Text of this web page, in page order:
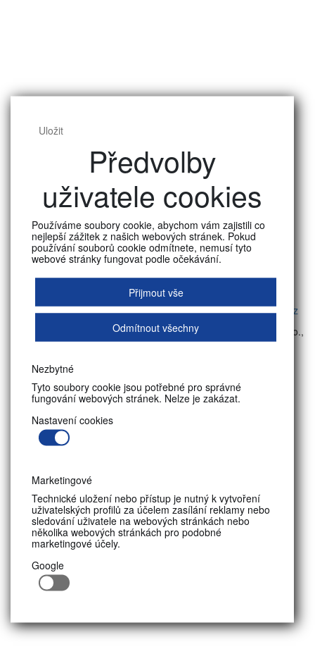
PŘÍSTUPNOST
JÍDELNÍ
Kontakt
Sekretariát školy
17. listopadu 177, 542 34
Malé Svatoňovice
Tel: +420 725 387 199
Email:
svatonovice@bpakademie.cz
© 2026 Bezpečnostně právní akademie Malé Svatoňovice, s. r. o.,
střední škola
Uložit
Předvolby
uživatele cookies
Používáme soubory cookie, abychom vám zajistili co
nejlepší zážitek z našich webových stránek. Pokud
používání souborů cookie odmítnete, nemusí tyto
webové stránky fungovat podle očekávání.
Přijmout vše
Odmítnout všechny
Nezbytné
Tyto soubory cookie jsou potřebné pro správné
fungování webových stránek. Nelze je zakázat.
Nastavení cookies
Marketingové
Technické uložení nebo přístup je nutný k vytvoření
uživatelských profilů za účelem zasílání reklamy nebo
sledování uživatele na webových stránkách nebo
několika webových stránkách pro podobné
marketingové účely.
Google